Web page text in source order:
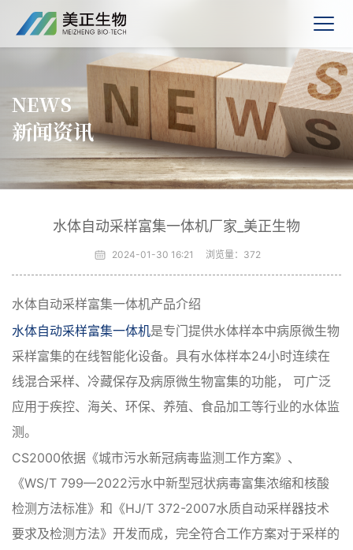
NEWS
新闻资讯
水体自动采样富集一体机厂家_美正生物
2024-01-30 16:21 浏览量： 372
水体自动采样富集一体机产品介绍
水体自动采样富集一体机是专门提供水体样本中病原微生物
采样富集的在线智能化设备。具有水体样本24小时连续在
线混合采样、冷藏保存及病原微生物富集的功能， 可广泛
应用于疾控、海关、环保、养殖、食品加工等行业的水体监
测。
CS2000依据《城市污水新冠病毒监测工作方案》、
《WS/T 799—2022污水中新型冠状病毒富集浓缩和核酸
检测方法标准》和《HJ/T 372-2007水质自动采样器技术
要求及检测方法》开发而成，完全符合工作方案对于采样的